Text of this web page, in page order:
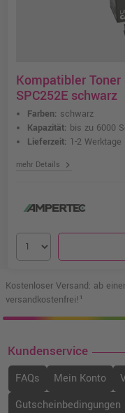
Kompatibler
SPC252E schwarz
Farben: schwarz
Kapazität: bis zu 6000
Lieferzeit: 1-2 Werktage
mehr Details chevron_right
Kostenloser Versand: ab
versandkostenfrei!¹
Kundenservice
FAQs Mein Konto
Gutscheinbedingungen